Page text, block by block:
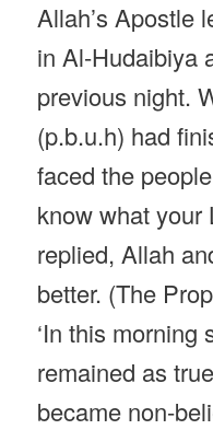
Allah’s Apostle
in Al-Hudaibiya
previous night.
(p.b.u.h) had
faced the
know what your
replied, Allah
better. (The
‘In this morning
remained as
became non-